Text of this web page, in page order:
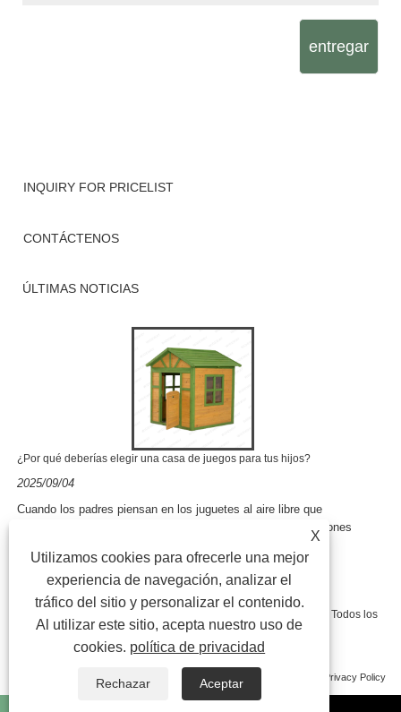
entregar
INQUIRY FOR PRICELIST
CONTÁCTENOS
ÚLTIMAS NOTICIAS
¿Por qué deberías elegir una casa de juegos para tus hijos?
2025/09/04
Cuando los padres piensan en los juguetes al aire libre que
combinan diversión, seguridad y educación, una de las opciones
Copyright © 2023 Ningbo Longteng Outdoor Products Co., Ltd. Todos los
derechos reservados.
Enlaces Sitemap Privacy Policy
X
Utilizamos cookies para ofrecerle una mejor
experiencia de navegación, analizar el
tráfico del sitio y personalizar el contenido.
Al utilizar este sitio, acepta nuestro uso de
cookies. política de privacidad
Rechazar Aceptar